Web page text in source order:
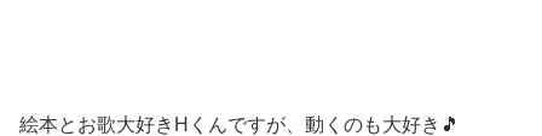
絵本とお歌大好きHくんですが、動くのも大好き🎵